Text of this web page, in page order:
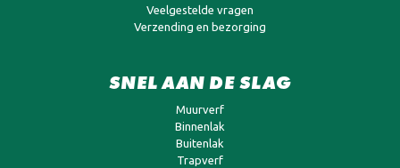
Veelgestelde vragen
Verzending en bezorging
SNEL AAN DE SLAG
Muurverf
Binnenlak
Buitenlak
Trapverf